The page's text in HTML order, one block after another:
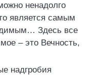
ненадолго
является самым
Здесь все
– это Вечность,
надгробия